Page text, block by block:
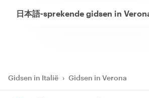
日本語-sprekende gidsen in
Gidsen in Italië › Gidsen in Verona